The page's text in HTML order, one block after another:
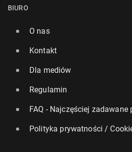
BIURO
O nas
Kontakt
Dla mediów
Regulamin
FAQ - Najczęściej zadawane
Polityka prywatności /